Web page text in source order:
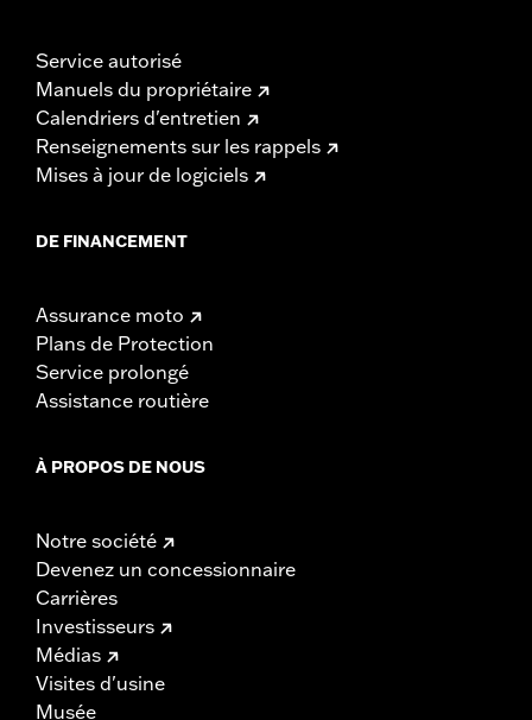
Service autorisé
Manuels du propriétaire
Calendriers d'entretien
Renseignements sur les rappels
Mises à jour de logiciels
DE FINANCEMENT
Assurance moto
Plans de Protection
Service prolongé
Assistance routière
À PROPOS DE NOUS
Notre société
Devenez un concessionnaire
Carrières
Investisseurs
Médias
Visites d'usine
Musée